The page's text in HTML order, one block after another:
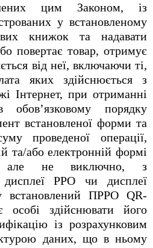
цим Законом, із
у встановленому
книжок та надавати
повертає товар, отримує
від неї, включаючи ті,
яких здійснюється з
Інтернет, при отриманні
порядку
встановленої форми та
проведеної операції,
та/або електронній формі
не виключно, з
дисплеї РРО чи дисплеї
встановлений ПРРО QR-
особі здійснювати його
із розрахунковим
даних, що в ньому